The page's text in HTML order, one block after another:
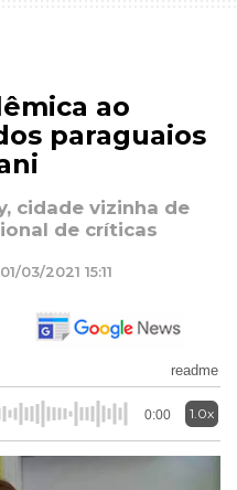
ao
paraguaios
cidade vizinha de
de críticas
03/2021 15:11
readme
0:00 1.0x